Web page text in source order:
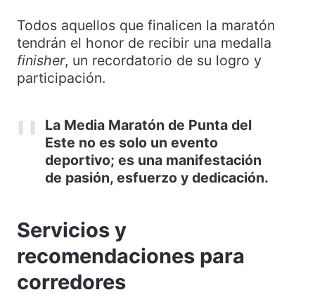
Todos aquellos que finalicen la maratón
tendrán el honor de recibir una medalla
finisher, un recordatorio de su logro y
participación.
La Media Maratón de Punta del
Este no es solo un evento
deportivo; es una manifestación
de pasión, esfuerzo y dedicación.
Servicios y
recomendaciones para
corredores